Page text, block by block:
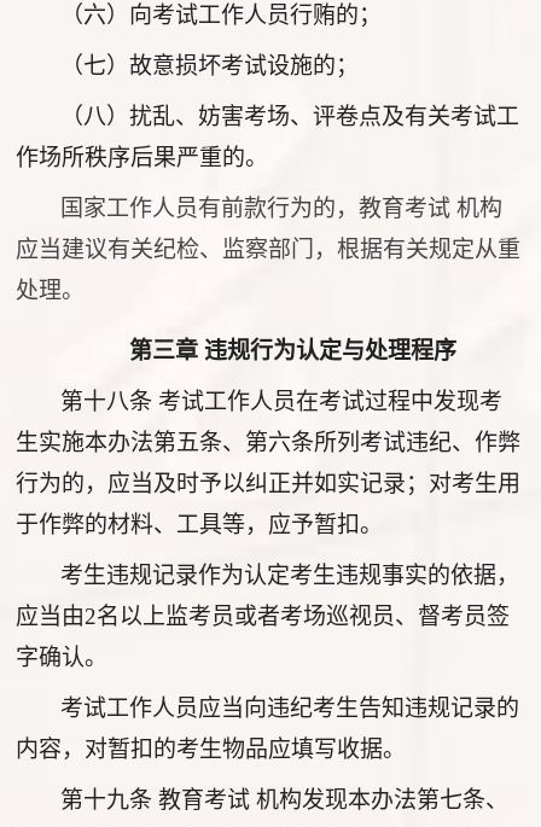
（六）向考试工作人员行贿的；
（七）故意损坏考试设施的；
（八）扰乱、妨害考场、评卷点及有关考试工
作场所秩序后果严重的。
国家工作人员有前款行为的，教育考试 机构
应当建议有关纪检、监察部门，根据有关规定从重
处理。
第三章 违规行为认定与处理程序
第十八条 考试工作人员在考试过程中发现考
生实施本办法第五条、第六条所列考试违纪、作弊
行为的，应当及时予以纠正并如实记录；对考生用
于作弊的材料、工具等，应予暂扣。
考生违规记录作为认定考生违规事实的依据，
应当由2名以上监考员或者考场巡视员、督考员签
字确认。
考试工作人员应当向违纪考生告知违规记录的
内容，对暂扣的考生物品应填写收据。
第十九条 教育考试 机构发现本办法第七条、